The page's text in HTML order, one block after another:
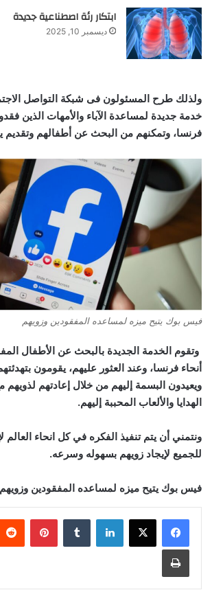
ابتكار رئة اصطناعية جديدة
ديسمبر 10, 2025
ولذلك طرح المسئولون فى شبكة التواصل
خدمة جديدة لمساعدة الآباء والأمهات الذين
فرنسا، وتمكنهم من البحث عن أطفالهم وتقديم
فيس بوك يتيح ميزه لمساعده المفقودين وزويهم
وتقوم الخدمة الجديدة بالبحث عن الأطفال
أنحاء فرنسا، وعند العثور عليهم، يقومون
ويعيدون البسمة إليهم من خلال إعادتهم لذويهم
الهدايا والألعاب المحببة إليهم.
ونتمني أن يتم تنفيذ الفكره في كل انحاء العالم
للجميع لإيجاد زويهم بسهوله وسرعه.
فيس بوك يتيح ميزه لمساعده المفقودين وزويهم
لينكدإن بينتيريست